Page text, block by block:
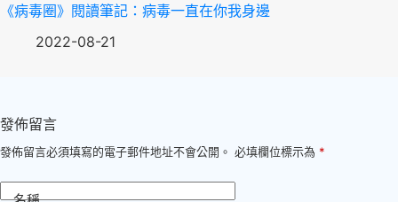
《病毒圈》閱讀筆記：病毒一直在你我身邊
2022-08-21
發佈留言
發佈留言必須填寫的電子郵件地址不會公開。 必填欄位標示為 *